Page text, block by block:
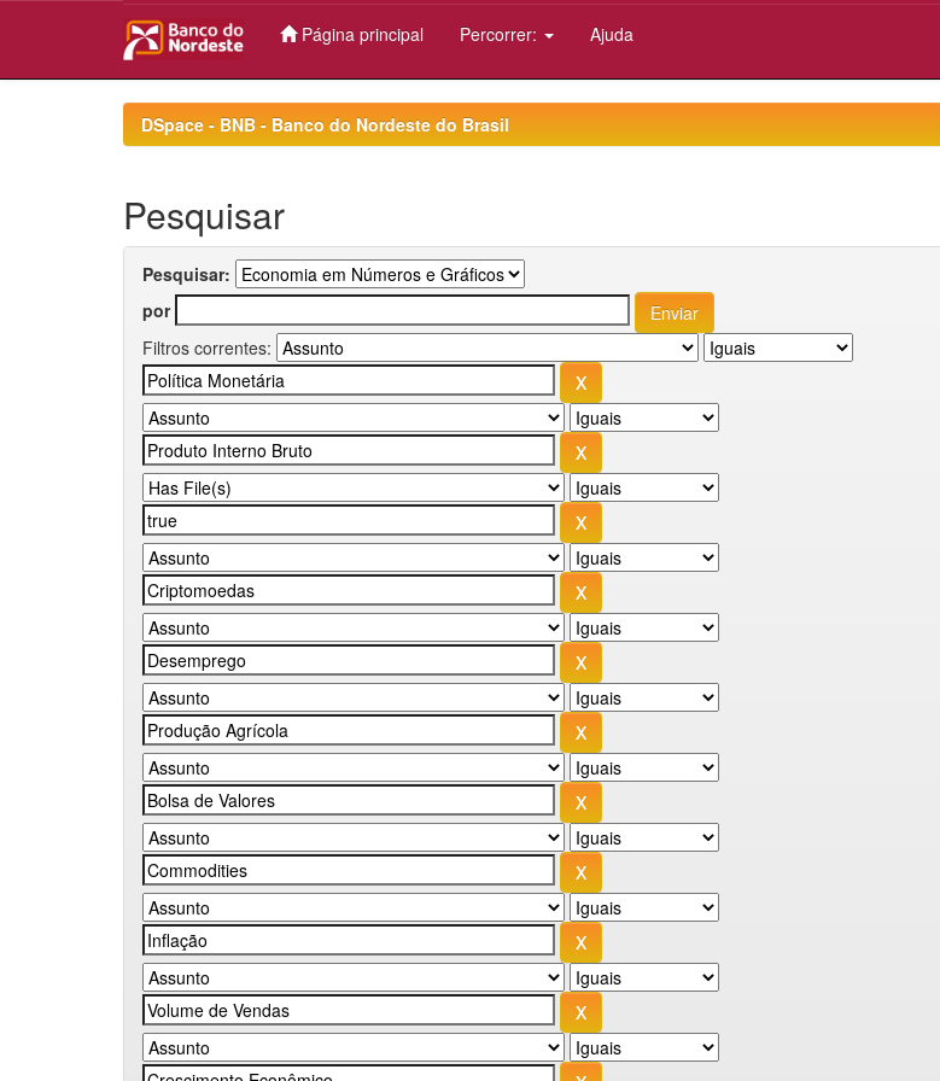
Página principal Percorrer: Ajuda
DSpace - BNB - Banco do Nordeste do Brasil
Pesquisar
Pesquisar:
por
Filtros correntes: